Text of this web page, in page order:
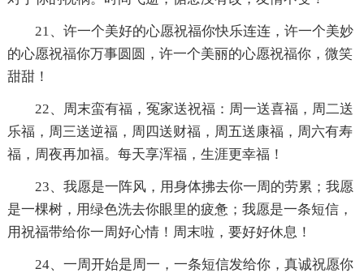
21、许一个美好的心愿祝福你快乐连连，许一个美妙
的心愿祝福你万事圆圆，许一个美丽的心愿祝福你，微笑
甜甜！
22、周末蛮有福，冤家送祝福：周一送喜福，周二送
乐福，周三送逆福，周四送财福，周五送康福，周六有寿
福，周夜再加福。每天享浑福，生涯更幸福！
23、我愿是一阵风，用身体拂去你一周的劳累；我愿
是一棵树，用绿色洗去你眼里的疲惫；我愿是一条短信，
用祝福带给你一周好心情！周末啦，要好好休息！
24、一周开始是周一，一条短信发给你，真诚祝愿你